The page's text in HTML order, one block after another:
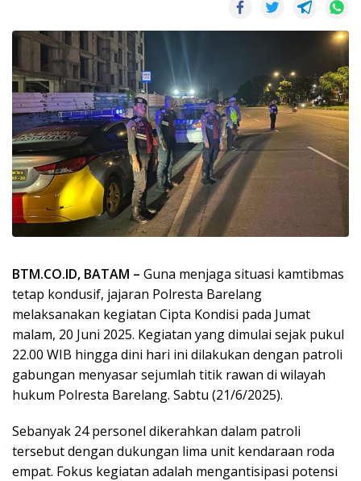
BTM.CO.ID, BATAM – Guna menjaga situasi kamtibmas
tetap kondusif, jajaran Polresta Barelang
melaksanakan kegiatan Cipta Kondisi pada Jumat
malam, 20 Juni 2025. Kegiatan yang dimulai sejak pukul
22.00 WIB hingga dini hari ini dilakukan dengan patroli
gabungan menyasar sejumlah titik rawan di wilayah
hukum Polresta Barelang. Sabtu (21/6/2025).
Sebanyak 24 personel dikerahkan dalam patroli
tersebut dengan dukungan lima unit kendaraan roda
empat. Fokus kegiatan adalah mengantisipasi potensi